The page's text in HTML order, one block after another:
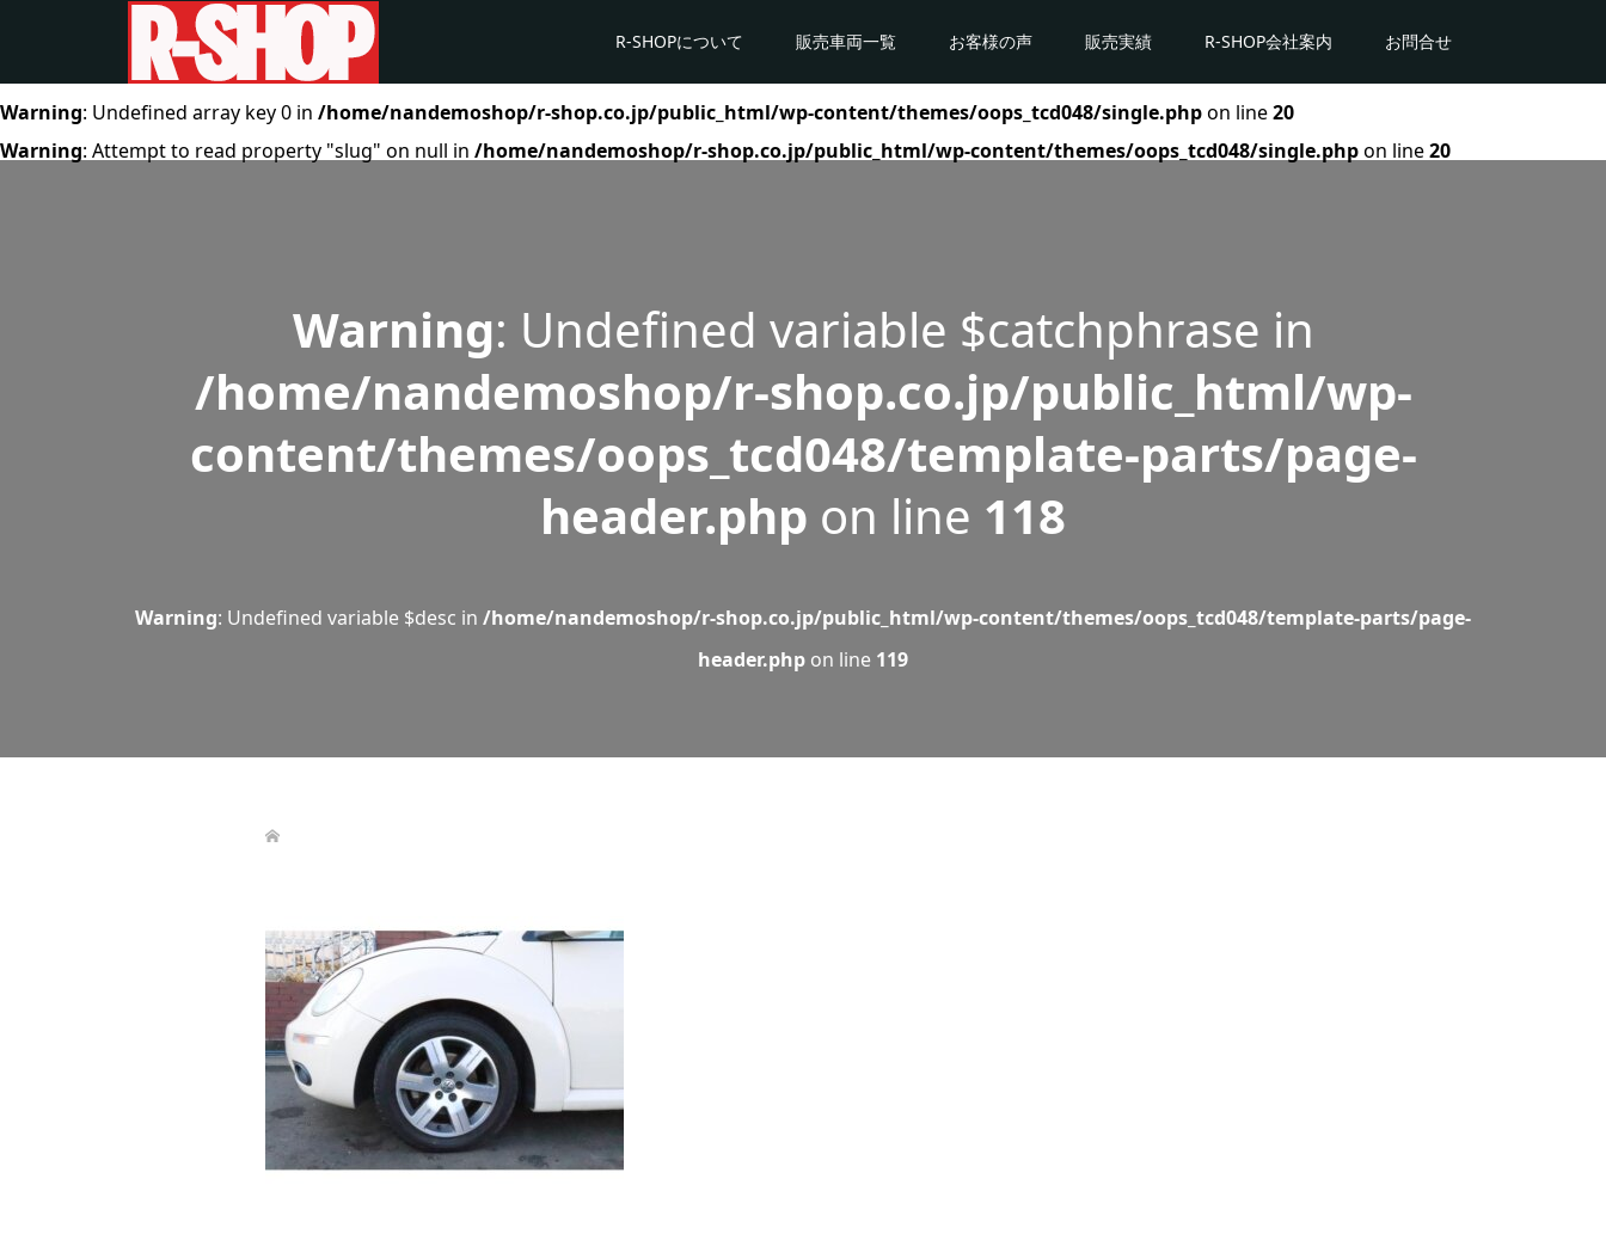
R-SHOPについて 販売車両一覧 お客様の声 販売実績 R-SHOP会社案内 お問合せ
Warning: Undefined array key 0 in /home/nandemoshop/r-shop.co.jp/public_html/wp-content/themes/oops_tcd048/single.phpon line20
Warning: Attempt to read property "slug" on null in /home/nandemoshop/r-shop.co.jp/public_html/wp-content/themes/oops_tcd048/single.phpon line20
Warning: Undefined variable $catchphrase in
/home/nandemoshop/r-shop.co.jp/public_html/wp-
content/themes/oops_tcd048/template-parts/page-
header.php on line 118
Warning: Undefined variable $desc in /home/nandemoshop/r-shop.co.jp/public_html/wp-content/themes/oops_tcd048/template-parts/page-
header.php on line 119